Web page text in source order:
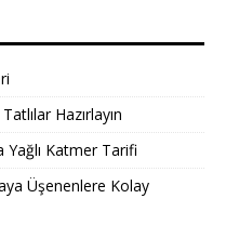
Hazırlayın
Katmer Tarifi
Üşenenlere Kolay